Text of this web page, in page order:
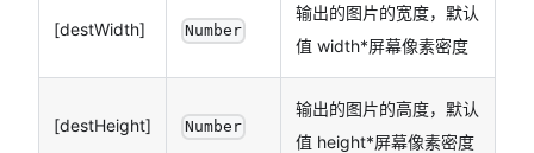
[destWidth] Number
输出的图片的宽度，默认
值 width*屏幕像素密度
[destHeight] Number
输出的图片的高度，默认
值 height*屏幕像素密度